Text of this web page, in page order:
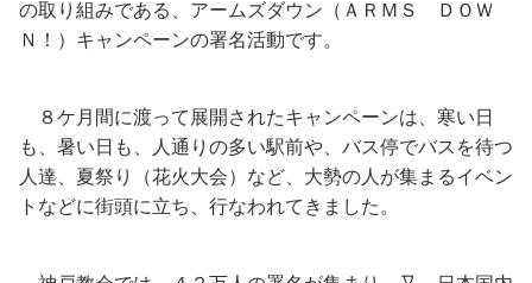
の取り組みである、アームズダウン（ＡＲＭＳ ＤＯＷ
Ｎ！）キャンペーンの署名活動です。
８ケ月間に渡って展開されたキャンペーンは、寒い日
も、暑い日も、人通りの多い駅前や、バス停でバスを待つ
人達、夏祭り（花火大会）など、大勢の人が集まるイベン
トなどに街頭に立ち、行なわれてきました。